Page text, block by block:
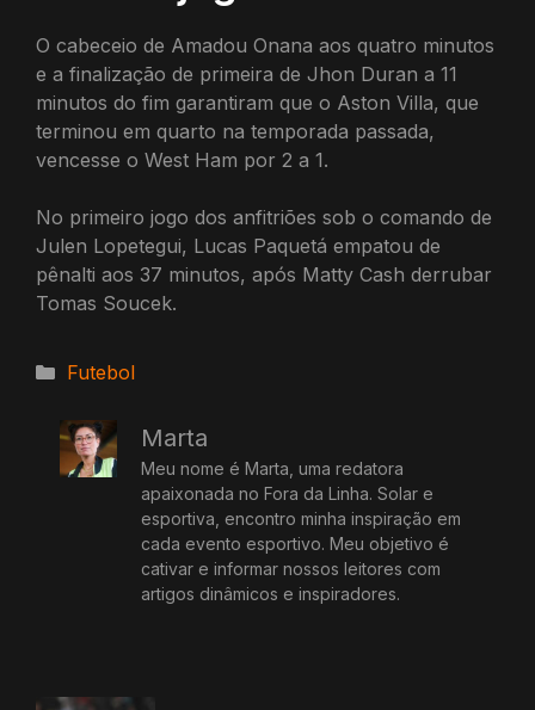
O cabeceio de Amadou Onana aos quatro minutos
e a finalização de primeira de Jhon Duran a 11
minutos do fim garantiram que o Aston Villa, que
terminou em quarto na temporada passada,
vencesse o West Ham por 2 a 1.
No primeiro jogo dos anfitriões sob o comando de
Julen Lopetegui, Lucas Paquetá empatou de
pênalti aos 37 minutos, após Matty Cash derrubar
Tomas Soucek.
Categorias
Futebol
Marta
Meu nome é Marta, uma redatora
apaixonada no Fora da Linha. Solar e
esportiva, encontro minha inspiração em
cada evento esportivo. Meu objetivo é
cativar e informar nossos leitores com
artigos dinâmicos e inspiradores.